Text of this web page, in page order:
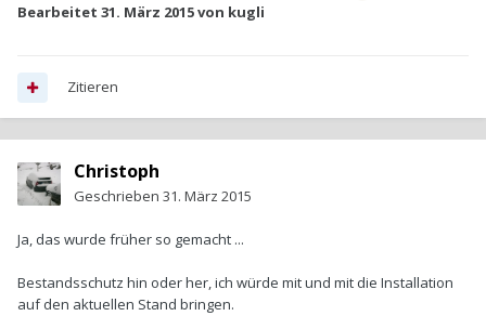
Bearbeitet 31. März 2015von kugli
Zitieren
Christoph
Geschrieben 31. März 2015
Ja, das wurde früher so gemacht ...
Bestandsschutz hin oder her, ich würde mit und mit die Installation
auf den aktuellen Stand bringen.